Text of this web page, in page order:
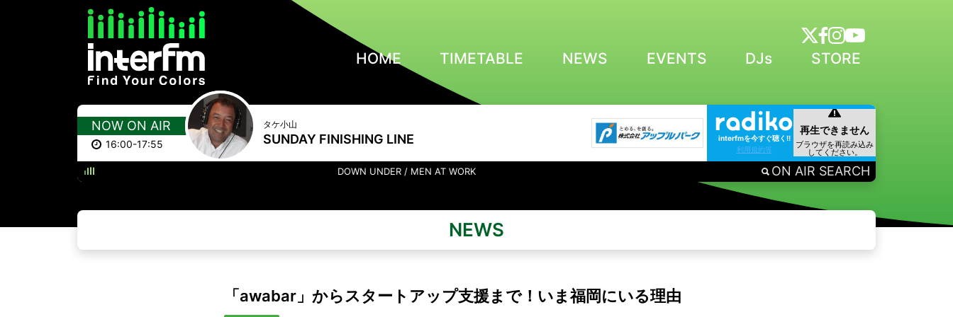
HOME TIMETABLE NEWS EVENTS DJs STORE
NOW ON AIR
16:00-17:55
タケ小山
SUNDAY FINISHING LINE
interfmを今すぐ聴く!!
利用規約等
DOWN UNDER / MEN AT WORK ON AIR SEARCH
NEWS
「awabar」からスタートアップ支援まで！いま福岡にいる理由